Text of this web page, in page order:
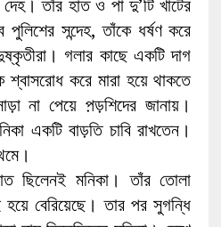
তাঁর হাত ও পা দু’টি খাটের
পুলিশের সন্দেহ, তাঁকে ধর্ষণ করে
গলার কাছে একটি দাগ
শ্বাসরোধ করে মারা হয়ে থাকতে
না পেয়ে প়ড়শিদের জানায়।
একটি বাড়তি চাবি রাখতেন।
ছিলেনই মনিকা। তাঁর তোলা
বেরিয়েছে। তার পর সুগন্ধি